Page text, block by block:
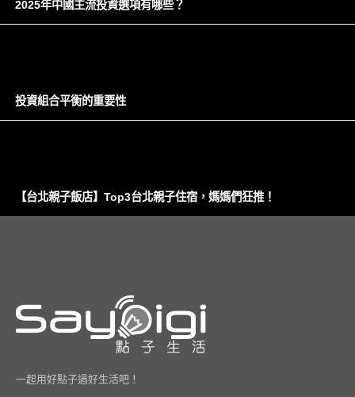
2025年中國主流投資選項有哪些？
投資組合平衡的重要性
【台北親子飯店】Top3台北親子住宿，媽媽們狂推！
一起用好點子過好生活吧！